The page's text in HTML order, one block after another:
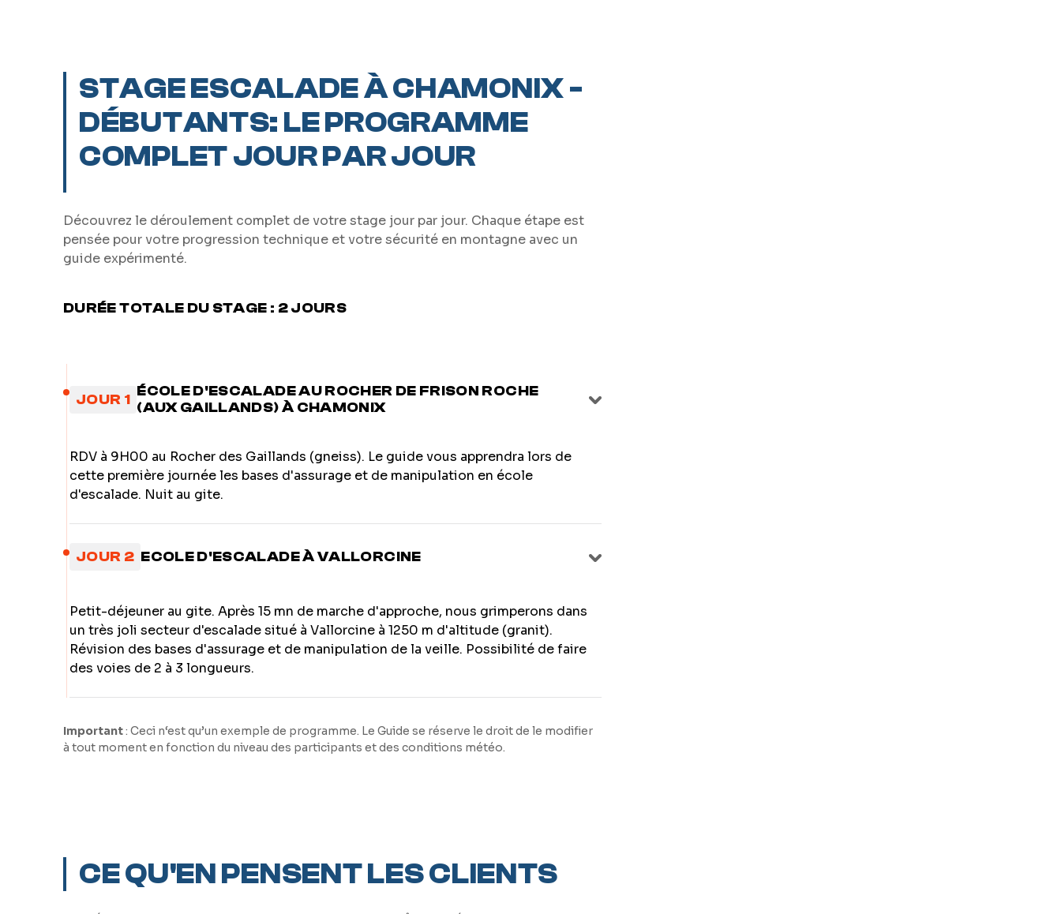
STAGE ESCALADE À CHAMONIX -
DÉBUTANTS: LE PROGRAMME
COMPLET JOUR PAR JOUR
Découvrez le déroulement complet de votre stage jour par jour. Chaque étape est
pensée pour votre progression technique et votre sécurité en montagne avec un
guide expérimenté.
DURÉE TOTALE DU STAGE : 2 JOURS
JOUR 1 ÉCOLE D'ESCALADE AU ROCHER DE FRISON ROCHE
(AUX GAILLANDS) À CHAMONIX
RDV à 9H00 au Rocher des Gaillands (gneiss). Le guide vous apprendra lors de
cette première journée les bases d'assurage et de manipulation en école
d'escalade. Nuit au gite.
JOUR 2 ECOLE D'ESCALADE À VALLORCINE
Petit-déjeuner au gite. Après 15 mn de marche d'approche, nous grimperons dans
un très joli secteur d'escalade situé à Vallorcine à 1250 m d'altitude (granit).
Révision des bases d'assurage et de manipulation de la veille. Possibilité de faire
des voies de 2 à 3 longueurs.
Important: Ceci n‘est qu’un exemple de programme. Le Guide se réserve le droit de le modifier
à tout moment en fonction du niveau des participants et des conditions météo.
CE QU'EN PENSENT LES CLIENTS